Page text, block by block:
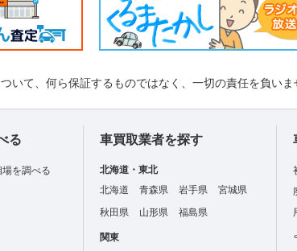
て、何ら保証するものではなく、一切の責任を負いま
る
を調べる
車買取業者を探す
北海道・東北
北海道
青森県 岩手県
宮城県
秋田県
山形県 福島県
関東